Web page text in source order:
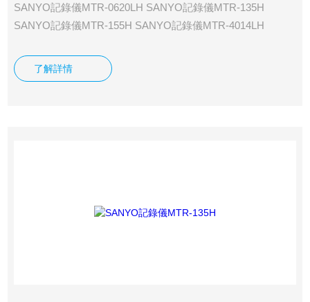
SANYO記錄儀MTR-0620LH SANYO記錄儀MTR-135H
SANYO記錄儀MTR-155H SANYO記錄儀MTR-4014LH
錄儀MTR-G3504 SANYO記錄儀MTR-G85
了解詳情